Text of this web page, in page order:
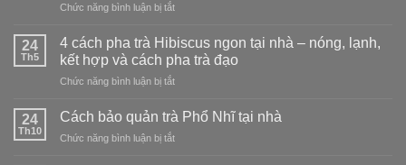
Chức năng bình luận bị tắtở
Mai
Tử
Thanh
vs
Phấn
chọn
24
Th5
4 cách pha trà Hibiscus ngon tại nhà – nóng, lạnh,
kết hợp và cách pha trà đạo
Chức năng bình luận bị tắtở
cách
trà
24
Th10
Cách bảo quản trà Phổ Nhĩ tại nhà
Chức năng bình luận bị tắtở